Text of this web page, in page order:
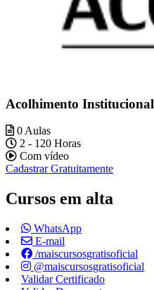
Acolhimento Institucional
0 Aulas
2 - 120 Horas
Com vídeo
Cadastrar Gratuitamente
Cursos em alta
WhatsApp
E-mail
/maiscursosgratisoficial
@maiscursosgratisoficial
Validar Certificado